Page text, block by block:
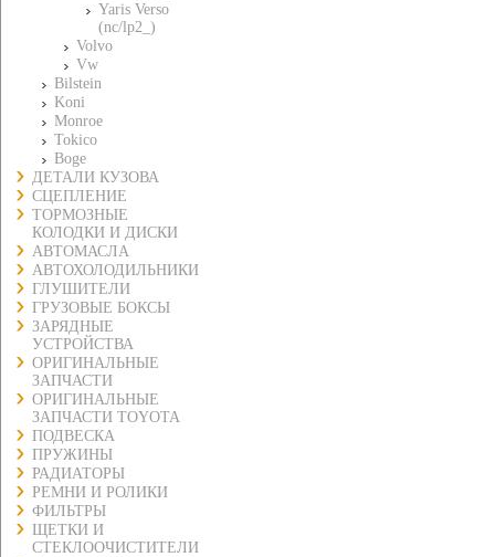
Yaris Verso
(nc/lp2_)
Volvo
Vw
Bilstein
Koni
Monroe
Tokico
Boge
ДЕТАЛИ КУЗОВА
СЦЕПЛЕНИЕ
ТОРМОЗНЫЕ
КОЛОДКИ И ДИСКИ
АВТОМАСЛА
АВТОХОЛОДИЛЬНИКИ
ГЛУШИТЕЛИ
ГРУЗОВЫЕ БОКСЫ
ЗАРЯДНЫЕ
УСТРОЙСТВА
ОРИГИНАЛЬНЫЕ
ЗАПЧАСТИ
ОРИГИНАЛЬНЫЕ
ЗАПЧАСТИ TOYOTA
ПОДВЕСКА
ПРУЖИНЫ
РАДИАТОРЫ
РЕМНИ И РОЛИКИ
ФИЛЬТРЫ
ЩЕТКИ И
СТЕКЛООЧИСТИТЕЛИ